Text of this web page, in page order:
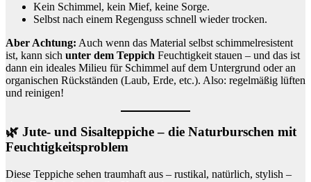
Kein Schimmel, kein Mief, keine Sorge.
Selbst nach einem Regenguss schnell wieder trocken.
Aber Achtung: Auch wenn das Material selbst schimmelresistent
ist, kann sich unter dem Teppich Feuchtigkeit stauen – und das ist
dann ein ideales Milieu für Schimmel auf dem Untergrund oder an
organischen Rückständen (Laub, Erde, etc.). Also: regelmäßig lüften
und reinigen!
🌿 Jute- und Sisalteppiche – die Naturburschen mit
Feuchtigkeitsproblem
Diese Teppiche sehen traumhaft aus – rustikal, natürlich, stylish –